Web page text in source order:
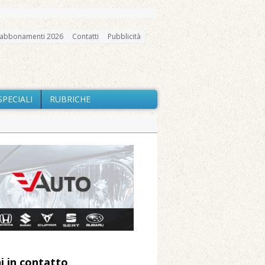
2026 Contatti Pubblicità
RUBRICHE
«Misura precauzionale e
della Pro Loco
estrema e gli incendi